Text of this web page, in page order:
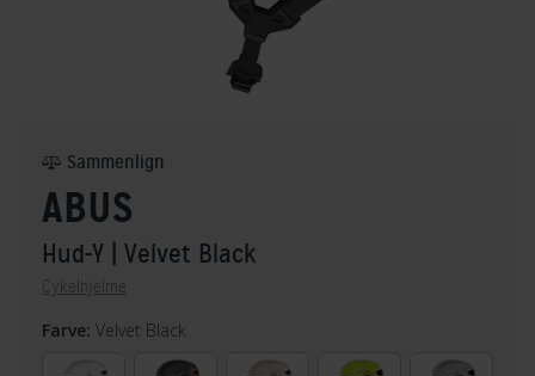
ABUS
Hud-Y | Velvet Black
Cykelhjelme
Sammenlign
Farve: Velvet Black